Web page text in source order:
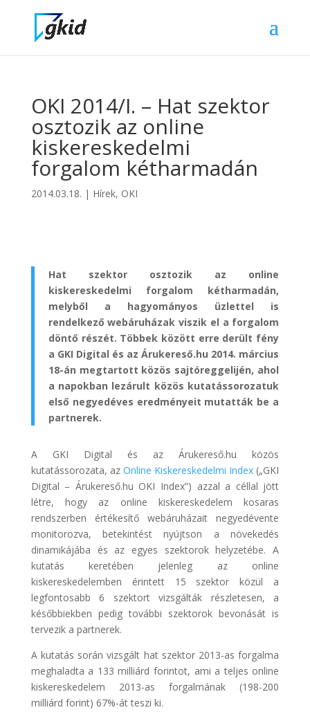
OKI 2014/I. – Hat szektor
osztozik az online
kiskereskedelmi
forgalom kétharmadán
2014.03.18. | Hírek, OKI
Hat szektor osztozik az online
kiskereskedelmi forgalom kétharmadán,
melyből a hagyományos üzlettel is
rendelkező webáruházak viszik el a forgalom
döntő részét. Többek között erre derült fény
a GKI Digital és az Árukereső.hu 2014. március
18-án megtartott közös sajtóreggelijén, ahol
a napokban lezárult közös kutatássorozatuk
első negyedéves eredményeit mutatták be a
partnerek.
A GKI Digital és az Árukereső.hu közös
kutatássorozata, az Online Kiskereskedelmi Index („GKI
Digital – Árukereső.hu OKI Index”) azzal a céllal jött
létre, hogy az online kiskereskedelem kosaras
rendszerben értékesítő webáruházait negyedévente
monitorozva, betekintést nyújtson a növekedés
dinamikájába és az egyes szektorok helyzetébe. A
kutatás keretében jelenleg az online
kiskereskedelemben érintett 15 szektor közül a
legfontosabb 6 szektort vizsgálták részletesen, a
későbbiekben pedig további szektorok bevonását is
tervezik a partnerek.
A kutatás során vizsgált hat szektor 2013-as forgalma
meghaladta a 133 milliárd forintot, ami a teljes online
kiskereskedelem 2013-as forgalmának (198-200
milliárd forint) 67%-át teszi ki.